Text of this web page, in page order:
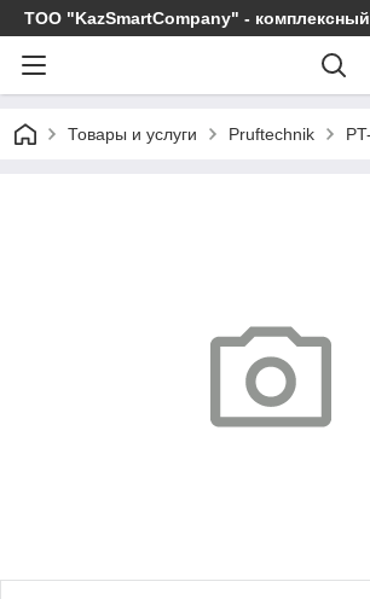
ТОО "KazSmartCompany" -
Товары и услуги Pruftechnik